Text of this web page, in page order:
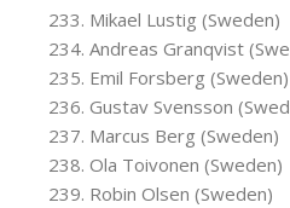
233. Mikael Lustig (Sweden)
234. Andreas Granqvist
235. Emil Forsberg (Sweden)
236. Gustav Svensson
237. Marcus Berg (Sweden)
238. Ola Toivonen (Sweden)
239. Robin Olsen (Sweden)